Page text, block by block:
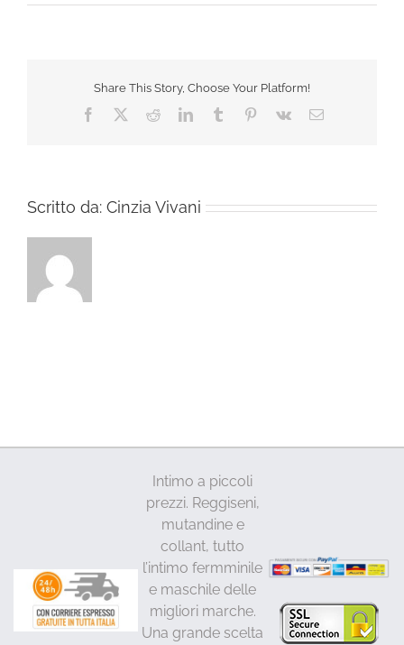
CH-
Share This Story, Choose Your Platform!
Facebook RedditLinkedInTumblr Pinterest
Vk Email
Scritto da: Cinzia Vivani
Intimo a piccoli
prezzi. Reggiseni,
mutandine e
collant, tutto
l’intimo fermminile
e maschile delle
migliori marche.
Una grande scelta